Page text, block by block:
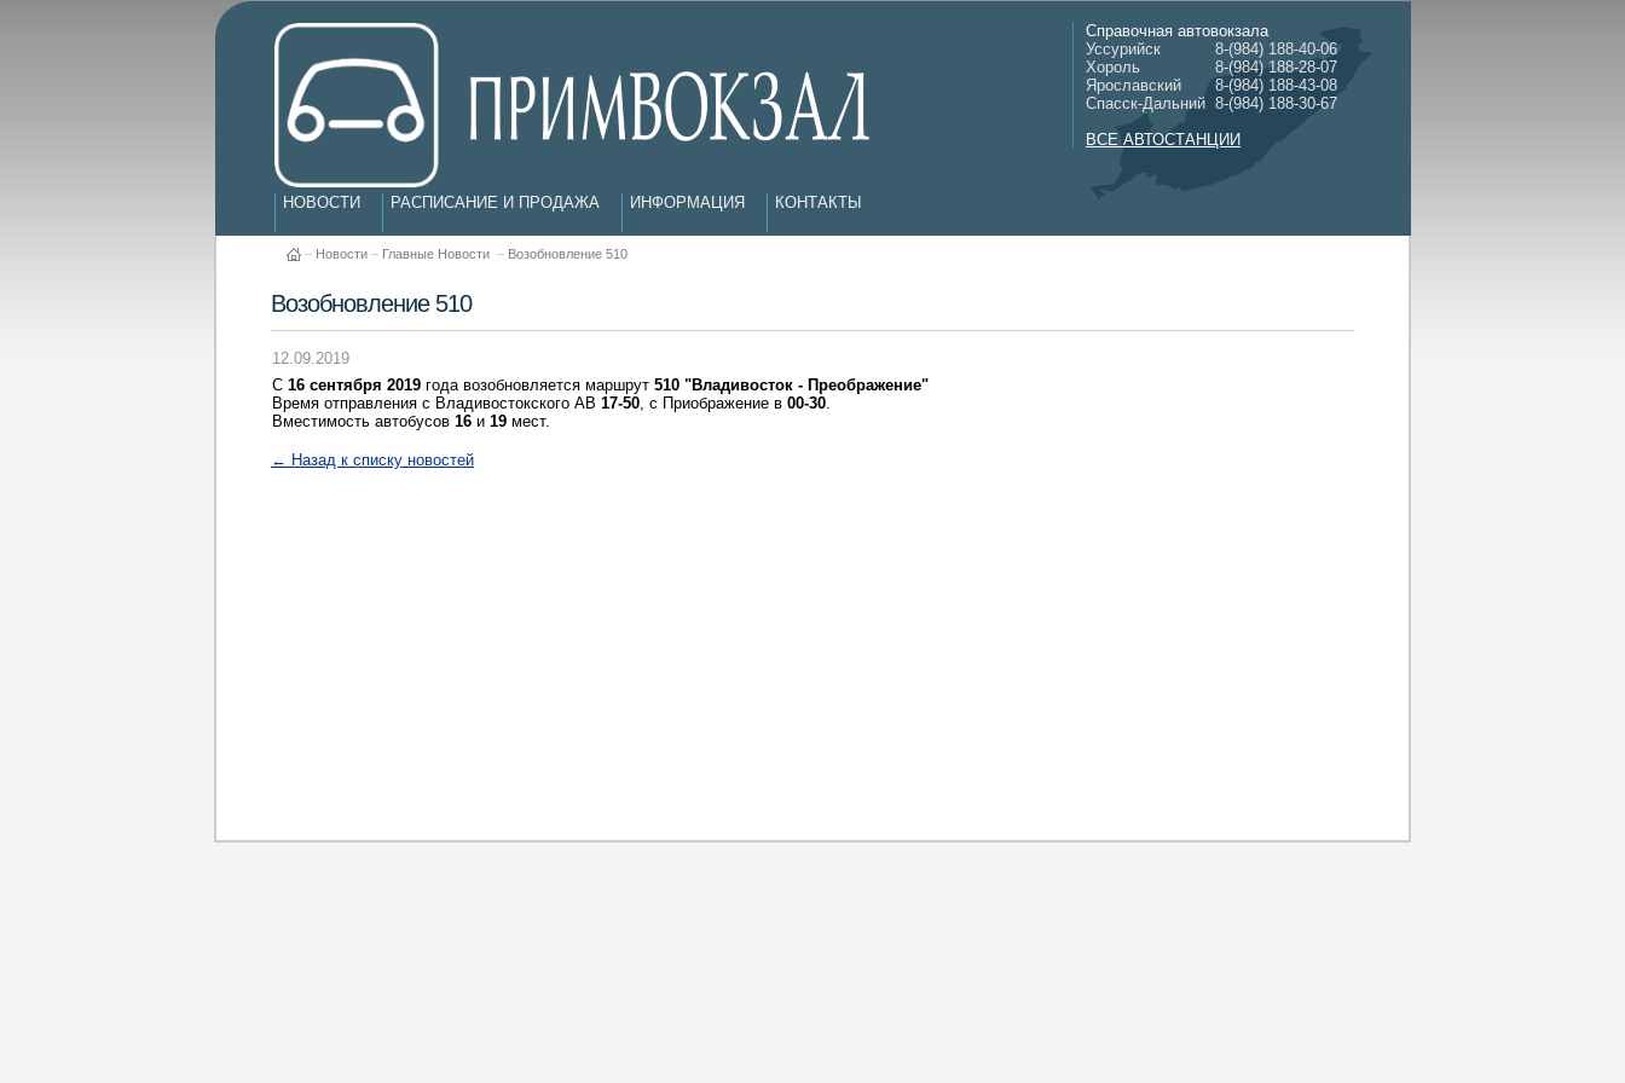
Справочная автовокзала
Уссурийск
8-(984) 188-40-06
Хороль
8-(984) 188-28-07
Ярославский
8-(984) 188-43-08
Спасск-Дальний 8-(984) 188-30-67
ВСЕ АВТОСТАНЦИИ
НОВОСТИ РАСПИСАНИЕ И ПРОДАЖА ИНФОРМАЦИЯ КОНТАКТЫ
– Новости – Главные Новости – Возобновление 510
Возобновление 510
12.09.2019
С 16 сентября 2019 года возобновляется маршрут 510 "Владивосток - Преображение"
Время отправления с Владивостокского АВ 17-50 , с Приображение в 00-30
Вместимость автобусов 16 и 19 мест.
← Назад к списку новостей